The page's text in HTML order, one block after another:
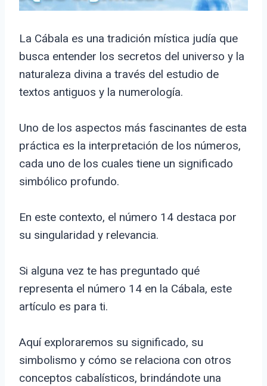
La Cábala es una tradición mística judía que
busca entender los secretos del universo y la
naturaleza divina a través del estudio de
textos antiguos y la numerología.
Uno de los aspectos más fascinantes de esta
práctica es la interpretación de los números,
cada uno de los cuales tiene un significado
simbólico profundo.
En este contexto, el número 14 destaca por
su singularidad y relevancia.
Si alguna vez te has preguntado qué
representa el número 14 en la Cábala, este
artículo es para ti.
Aquí exploraremos su significado, su
simbolismo y cómo se relaciona con otros
conceptos cabalísticos, brindándote una